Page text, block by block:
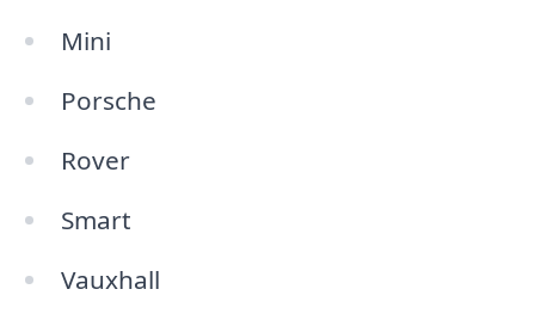
Mini
Porsche
Rover
Smart
Vauxhall